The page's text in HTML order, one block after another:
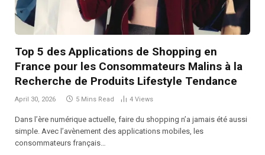
Top 5 des Applications de Shopping en
France pour les Consommateurs Malins à la
Recherche de Produits Lifestyle Tendance
April 30, 2026 5 Mins Read 4 Views
Dans l’ère numérique actuelle, faire du shopping n’a jamais été aussi
simple. Avec l’avènement des applications mobiles, les
consommateurs français…